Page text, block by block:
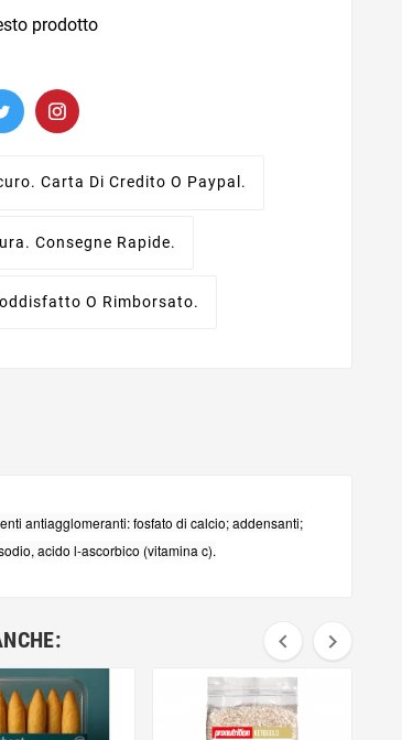
prodotto
Carta Di Credito O Paypal.
Consegne Rapide.
O Rimborsato.
antiagglomeranti: fosfato di calcio; addensanti;
acido l-ascorbico (vitamina c).
 